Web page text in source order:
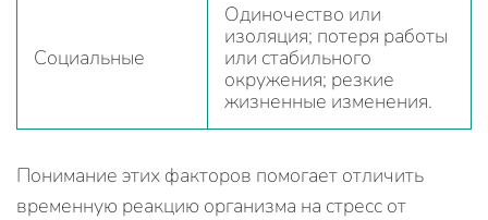
Социальные
Одиночество или
изоляция; потеря работы
или стабильного
окружения; резкие
жизненные изменения.
Понимание этих факторов помогает отличить
временную реакцию организма на стресс от